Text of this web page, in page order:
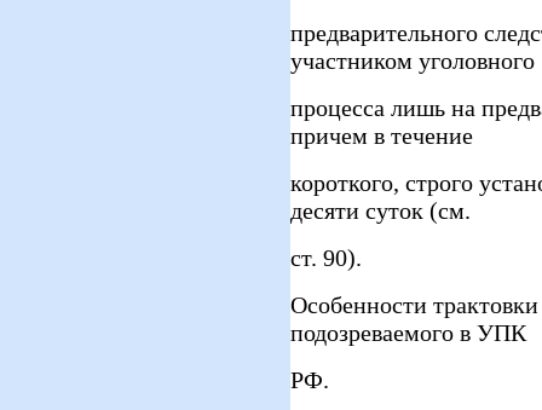
предварительного
участником уголовного
процесса лишь на
причем в течение
короткого, строго
десяти суток (см.
ст. 90).
Особенности
подозреваемого в УПК
РФ.